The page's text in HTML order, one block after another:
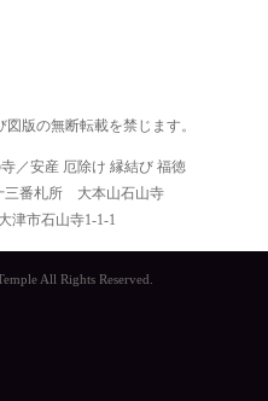
版の無断転載を禁じます。
／安産 厄除け 縁結び 福徳
三番札所 大本山石山寺
津市石山寺1-1-1
All Rights Reserved.